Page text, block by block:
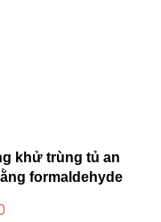
khử trùng tủ an
formaldehyde